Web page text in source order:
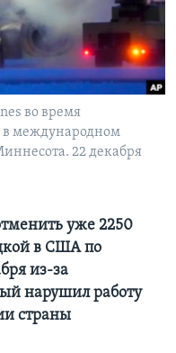
во время
в международном
22 декабря
уже 2250
в США по
из-за
нарушил работу
страны